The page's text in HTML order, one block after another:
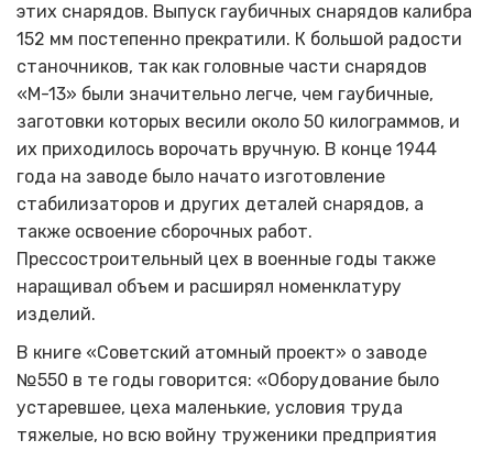
этих снарядов. Выпуск гаубичных снарядов калибра
152 мм постепенно прекратили. К большой радости
станочников, так как головные части снарядов
«М-13» были значительно легче, чем гаубичные,
заготовки которых весили около 50 килограммов, и
их приходилось ворочать вручную. В конце 1944
года на заводе было начато изготовление
стабилизаторов и других деталей снарядов, а
также освоение сборочных работ.
Прессостроительный цех в военные годы также
наращивал объем и расширял номенклатуру
изделий.
В книге «Советский атомный проект» о заводе
№550 в те годы говорится: «Оборудование было
устаревшее, цеха маленькие, условия труда
тяжелые, но всю войну труженики предприятия